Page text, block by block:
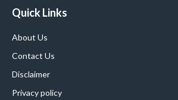
Quick Links
About Us
Contact Us
Disclaimer
Privacy policy